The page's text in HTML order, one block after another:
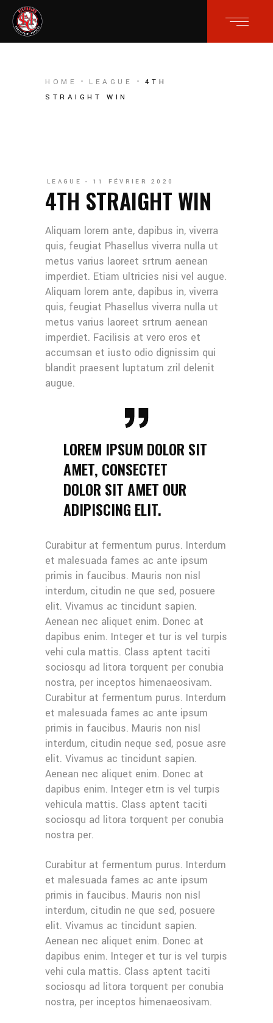
HOME LEAGUE
4TH
STRAIGHT WIN
LEAGUE 11 FÉVRIER 2020
4TH STRAIGHT WIN
Aliquam lorem ante, dapibus in, viverra
quis, feugiat Phasellus viverra nulla ut
metus varius laoreet srtrum aenean
imperdiet. Etiam ultricies nisi vel augue.
Aliquam lorem ante, dapibus in, viverra
quis, feugiat Phasellus viverra nulla ut
metus varius laoreet srtrum aenean
imperdiet. Facilisis at vero eros et
accumsan et iusto odio dignissim qui
blandit praesent luptatum zril delenit
augue.
LOREM IPSUM DOLOR SIT
AMET, CONSECTET
DOLOR SIT AMET OUR
ADIPISCING ELIT.
Curabitur at fermentum purus. Interdum
et malesuada fames ac ante ipsum
primis in faucibus. Mauris non nisl
interdum, citudin ne que sed, posuere
elit. Vivamus ac tincidunt sapien.
Aenean nec aliquet enim. Donec at
dapibus enim. Integer et tur is vel turpis
vehi cula mattis. Class aptent taciti
sociosqu ad litora torquent per conubia
nostra, per inceptos himenaeosivam.
Curabitur at fermentum purus. Interdum
et malesuada fames ac ante ipsum
primis in faucibus. Mauris non nisl
interdum, citudin neque sed, posue asre
elit. Vivamus ac tincidunt sapien.
Aenean nec aliquet enim. Donec at
dapibus enim. Integer etrn is vel turpis
vehicula mattis. Class aptent taciti
sociosqu ad litora torquent per conubia
nostra per.
Curabitur at fermentum purus. Interdum
et malesuada fames ac ante ipsum
primis in faucibus. Mauris non nisl
interdum, citudin ne que sed, posuere
elit. Vivamus ac tincidunt sapien.
Aenean nec aliquet enim. Donec at
dapibus enim. Integer et tur is vel turpis
vehi cula mattis. Class aptent taciti
sociosqu ad litora torquent per conubia
nostra, per inceptos himenaeosivam.